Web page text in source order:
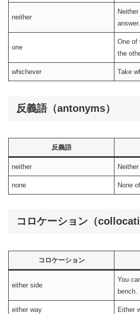
neither
answer.
one
One of
the
whichever Take
反義語（antonyms）
反義語
neither
none None
コロケーション（
コロケーション
either side
You
bench.
either way Either